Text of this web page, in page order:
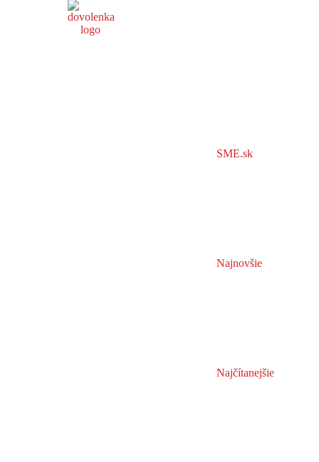
SME.sk
Najnovšie
Najčítanejšie